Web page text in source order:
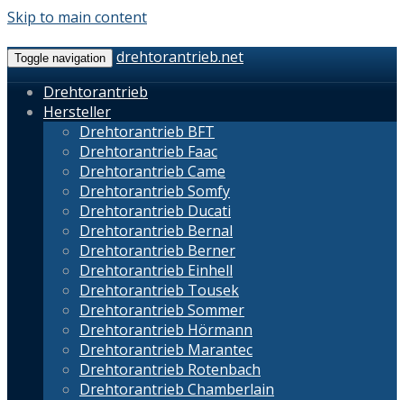
Skip to main content
Toggle navigation
drehtorantrieb.net
Drehtorantrieb
Hersteller
Drehtorantrieb BFT
Drehtorantrieb Faac
Drehtorantrieb Came
Drehtorantrieb Somfy
Drehtorantrieb Ducati
Drehtorantrieb Bernal
Drehtorantrieb Berner
Drehtorantrieb Einhell
Drehtorantrieb Tousek
Drehtorantrieb Sommer
Drehtorantrieb Hörmann
Drehtorantrieb Marantec
Drehtorantrieb Rotenbach
Drehtorantrieb Chamberlain